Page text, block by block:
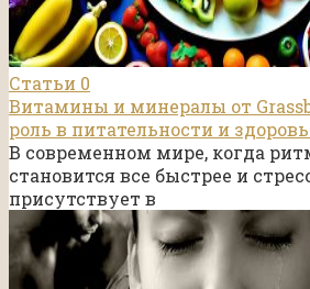
Статьи 0
Витамины и минералы от
роль в питательности и
В современном мире, когда
становится все быстрее и
присутствует в